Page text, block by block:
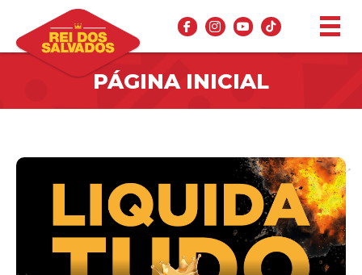
PÁGINA INICIAL